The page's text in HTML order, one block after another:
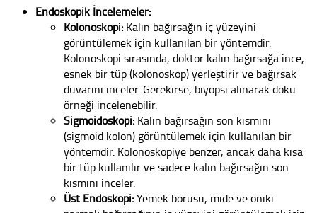
Endoskopik İncelemeler:
Kolonoskopi: Kalın bağırsağın iç yüzeyini
görüntülemek için kullanılan bir yöntemdir.
Kolonoskopi sırasında, doktor kalın bağırsağa ince,
esnek bir tüp (kolonoskop) yerleştirir ve bağırsak
duvarını inceler. Gerekirse, biyopsi alınarak doku
örneği incelenebilir.
Sigmoidoskopi: Kalın bağırsağın son kısmını
(sigmoid kolon) görüntülemek için kullanılan bir
yöntemdir. Kolonoskopiye benzer, ancak daha kısa
bir tüp kullanılır ve sadece kalın bağırsağın son
kısmını inceler.
Üst Endoskopi:Yemek borusu, mide ve oniki